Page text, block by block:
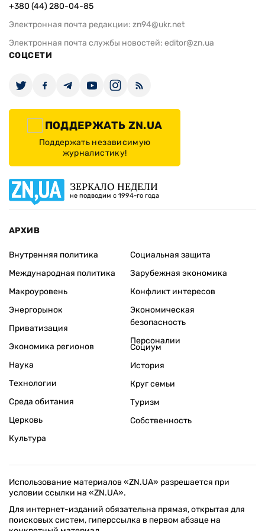
+380 (44) 280-04-85
Электронная почта редакции: zn94@ukr.net
Электронная почта службы новостей: editor@zn.ua
СОЦСЕТИ
ПОДДЕРЖАТЬ ZN.UA
Поддержать независимую
журналистику!
ЗЕРКАЛО НЕДЕЛИ
не подводим с 1994-го года
АРХИВ
Внутренняя политика
Международная политика
Макроуровень
Энергорынок
Приватизация
Экономика регионов
Социальная защита
Зарубежная экономика
Конфликт интересов
Экономическая
безопасность
Персоналии
Наука
Технологии
Среда обитания
Церковь
Культура
Социум
История
Круг семьи
Туризм
Собственность
Использование материалов «ZN.UA» разрешается при
условии ссылки на «ZN.UA».
Для интернет-изданий обязательна прямая, открытая для
поисковых систем, гиперссылка в первом абзаце на